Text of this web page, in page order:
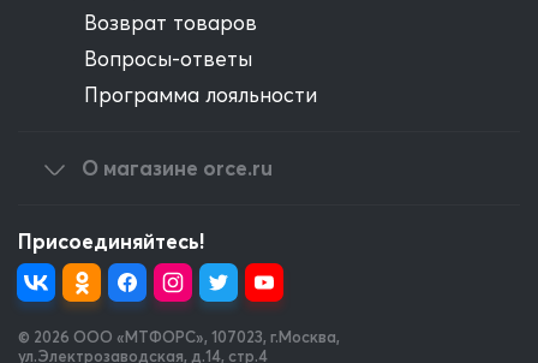
Возврат товаров
Вопросы-ответы
Программа лояльности
О магазине orce.ru
Присоединяйтесь!
© 2026 OOO «МТФОРС», 107023, г.Москва,
ул.Электрозаводская, д.14, стр.4